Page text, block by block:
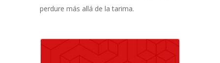
perdure más allá de la tarima.